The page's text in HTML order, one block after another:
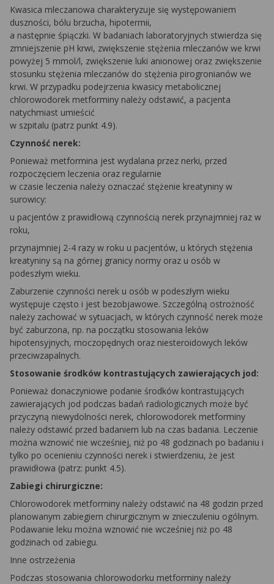
Kwasica mleczanowa charakteryzuje się występowaniem
duszności, bólu brzucha, hipotermii,
a następnie śpiączki. W badaniach laboratoryjnych stwierdza się
zmniejszenie pH krwi, zwiększenie stężenia mleczanów we krwi
powyżej 5 mmol/l, zwiększenie luki anionowej oraz zwiększenie
stosunku stężenia mleczanów do stężenia pirogronianów we
krwi. W przypadku podejrzenia kwasicy metabolicznej
chlorowodorek metforminy należy odstawić, a pacjenta
natychmiast umieścić
w szpitalu (patrz punkt 4.9).
Czynność nerek:
Ponieważ metformina jest wydalana przez nerki, przed
rozpoczęciem leczenia oraz regularnie
w czasie leczenia należy oznaczać stężenie kreatyniny w
surowicy:
u pacjentów z prawidłową czynnością nerek przynajmniej raz w
roku,
przynajmniej 2-4 razy w roku u pacjentów, u których stężenia
kreatyniny są na górnej granicy normy oraz u osób w
podeszłym wieku.
Zaburzenie czynności nerek u osób w podeszłym wieku
występuje często i jest bezobjawowe. Szczególną ostrożność
należy zachować w sytuacjach, w których czynność nerek może
być zaburzona, np. na początku stosowania leków
hipotensyjnych, moczopędnych oraz niesteroidowych leków
przeciwzapalnych.
Stosowanie środków kontrastujących zawierających jod:
Ponieważ donaczyniowe podanie środków kontrastujących
zawierających jod podczas badań radiologicznych może być
przyczyną niewydolności nerek, chlorowodorek metforminy
należy odstawić przed badaniem lub na czas badania. Leczenie
można wznowić nie wcześniej, niż po 48 godzinach po badaniu i
tylko po ocenieniu czynności nerek i stwierdzeniu, że jest
prawidłowa (patrz: punkt 4.5).
Zabiegi chirurgiczne:
Chlorowodorek metforminy należy odstawić na 48 godzin przed
planowanym zabiegiem chirurgicznym w znieczuleniu ogólnym.
Podawanie leku można wznowić nie wcześniej niż po 48
godzinach od zabiegu.
Inne ostrzeżenia
Podczas stosowania chlorowodorku metforminy należy